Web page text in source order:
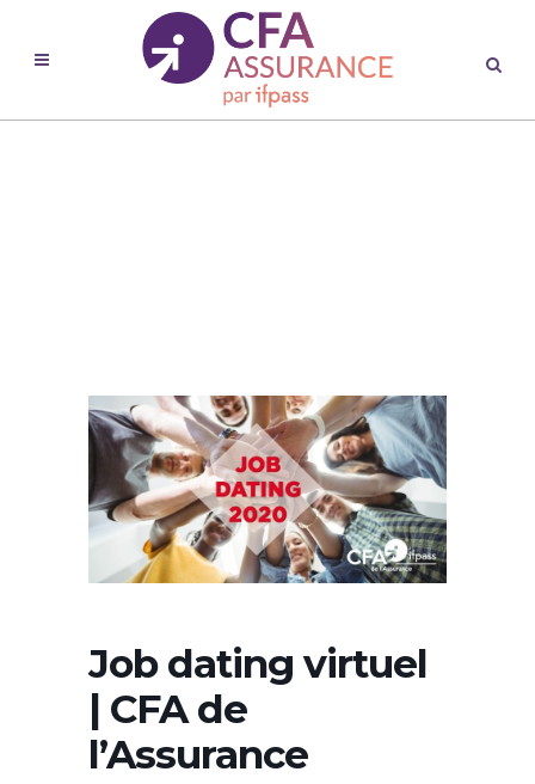
Job dating virtuel
| CFA de
l’Assurance